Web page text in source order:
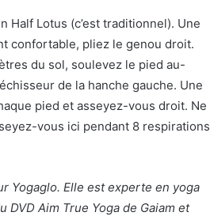
Half Lotus (c’est traditionnel). Une
confortable, pliez le genou droit.
du sol, soulevez le pied au-
de la hanche gauche. Une
pied et asseyez-vous droit. Ne
vous ici pendant 8 respirations
Yogaglo. Elle est experte en yoga
DVD Aim True Yoga de Gaiam et